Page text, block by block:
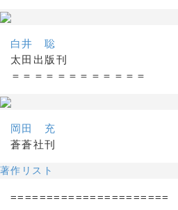
白井 聡
太田出版刊
＝＝＝＝＝＝＝＝＝＝＝＝
岡田 充
蒼蒼社刊
著作リスト
======================